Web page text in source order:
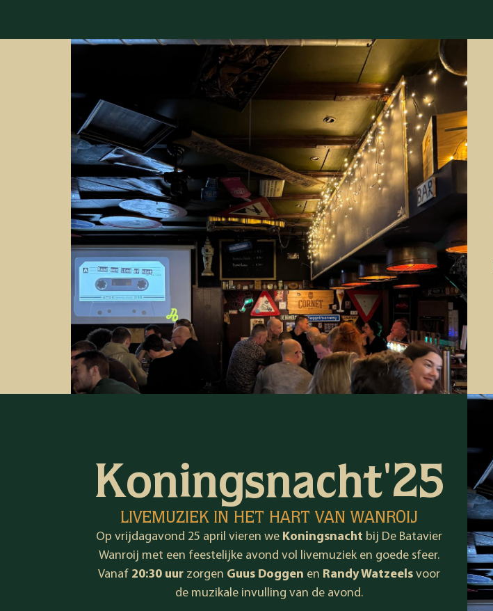
Koningsnacht'25
LIVEMUZIEK IN HET HART VAN WANROIJ
Op vrijdagavond 25 april vieren we Koningsnacht bij De Batavier
Wanroij met een feestelijke avond vol livemuziek en goede sfeer.
Vanaf 20:30 uur zorgen Guus Doggen en Randy Watzeels voor
de muzikale invulling van de avond.